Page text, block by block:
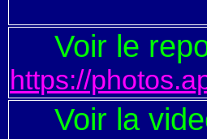
Voir le
https://
Voir la